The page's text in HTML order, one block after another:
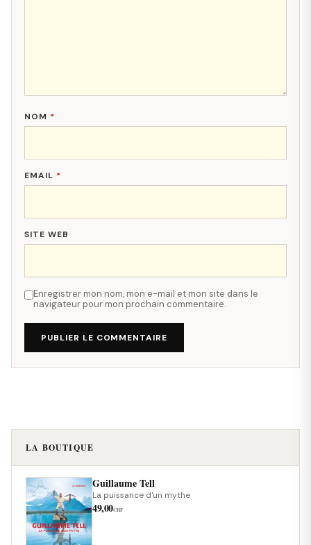
NOM *
EMAIL *
SITE WEB
Enregistrer mon nom, mon e-mail et mon site dans le
navigateur pour mon prochain commentaire.
PUBLIER LE COMMENTAIRE
LA BOUTIQUE
Guillaume Tell
La puissance d'un mythe
49,00CHF